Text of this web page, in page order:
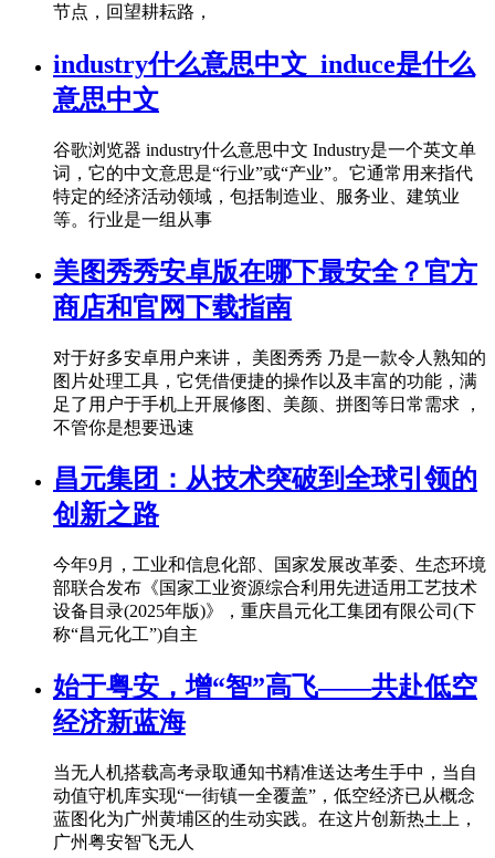
节点，回望耕耘路，
industry什么意思中文_induce是什么
意思中文
谷歌浏览器 industry什么意思中文 Industry是一个英文单
词，它的中文意思是“行业”或“产业”。它通常用来指代
特定的经济活动领域，包括制造业、服务业、建筑业
等。行业是一组从事
美图秀秀安卓版在哪下最安全？官方
商店和官网下载指南
对于好多安卓用户来讲， 美图秀秀 乃是一款令人熟知的
图片处理工具，它凭借便捷的操作以及丰富的功能，满
足了用户于手机上开展修图、美颜、拼图等日常需求 ，
不管你是想要迅速
昌元集团：从技术突破到全球引领的
创新之路
今年9月，工业和信息化部、国家发展改革委、生态环境
部联合发布《国家工业资源综合利用先进适用工艺技术
设备目录(2025年版)》，重庆昌元化工集团有限公司(下
称“昌元化工”)自主
始于粤安，增“智”高飞——共赴低空
经济新蓝海
当无人机搭载高考录取通知书精准送达考生手中，当自
动值守机库实现“一街镇一全覆盖”，低空经济已从概念
蓝图化为广州黄埔区的生动实践。在这片创新热土上，
广州粤安智飞无人